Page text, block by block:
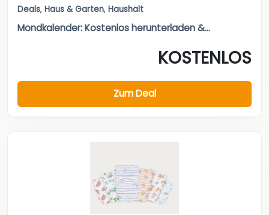
Deals, Haus & Garten, Haushalt
Mondkalender: Kostenlos herunterladen &...
KOSTENLOS
Zum Deal